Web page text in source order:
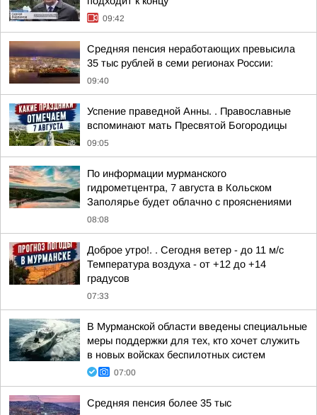
09:42
Средняя пенсия неработающих превысила
35 тыс рублей в семи регионах России:
09:40
Успение праведной Анны. . Православные
вспоминают мать Пресвятой Богородицы
09:05
По информации мурманского
гидрометцентра, 7 августа в Кольском
Заполярье будет облачно с прояснениями
08:08
Доброе утро!. . Сегодня ветер - до 11 м/с
Температура воздуха - от +12 до +14
градусов
07:33
В Мурманской области введены специальные
меры поддержки для тех, кто хочет служить
в новых войсках беспилотных систем
07:00
Средняя пенсия более 35 тыс